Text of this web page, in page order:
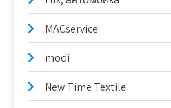
MACservice
modi
New Time Textile